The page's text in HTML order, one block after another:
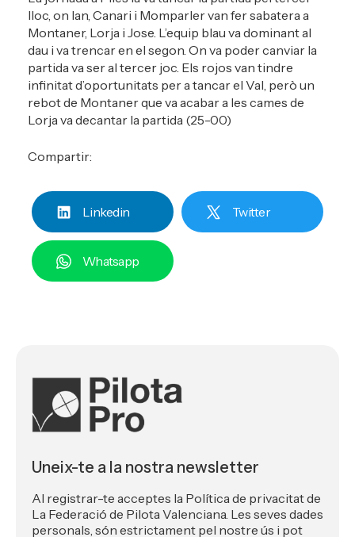
lloc, on Ian, Canari i Momparler van fer sabatera a
Montaner, Lorja i Jose. L’equip blau va dominant al
dau i va trencar en el segon. On va poder canviar la
partida va ser al tercer joc. Els rojos van tindre
infinitat d’oportunitats per a tancar el Val, però un
rebot de Montaner que va acabar a les cames de
Lorja va decantar la partida (25-00)
Compartir:
Linkedin Twitter
Whatsapp
Uneix-te a la nostra newsletter
Al registrar-te acceptes la Política de privacitat de
La Federació de Pilota Valenciana. Les seves dades
personals, són estrictament pel nostre ús i pot